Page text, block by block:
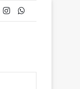
YouTubeInstagram